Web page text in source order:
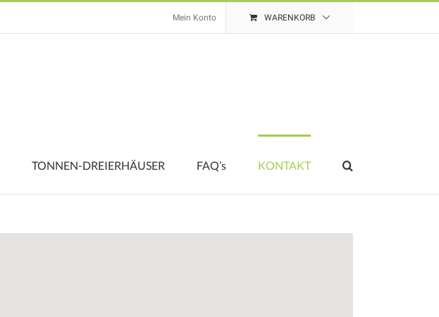
Mein Konto WARENKORB
TONNEN-DREIERHÄUSER FAQ’s KONTAKT